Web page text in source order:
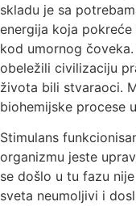
skladu je sa
energija koja
kod umornog
obeležili civilizaciju
života bili stvaraoci.
biohemijske procese
Stimulans
organizmu jeste
se došlo u tu fazu
sveta neumoljivi i